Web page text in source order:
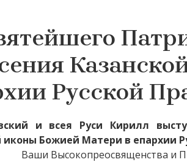
Русской
и всея Руси Кирилл
иконы Божией Матери в епархии
Ваши Высокопреосвященства и